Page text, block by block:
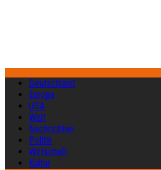
Deutschland
Europa
USA
Welt
Nachrichten
Politik
Wirtschaft
Kultur